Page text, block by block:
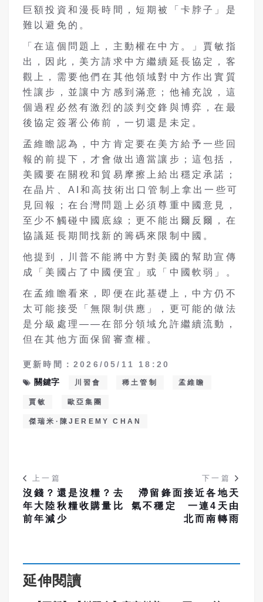
巨額投資和漫長時間，短期被「卡脖子」是
難以避免的。
「在這個問題上，主動權在中方。」賈敏指
出，因此，美方請求中方繼續延長協定，客
觀上，需要他們在其他領域對中方作出實質
性讓步，並讓中方感到滿意；他補充說，這
個過程必然有激烈的談判交鋒與博弈，在最
後協定簽署公佈前，一切還是未定。
孟維瞻認為，中方肯定要在美方給予一些回
報的前提下，才會做出適當讓步；這包括，
美國要在關稅和貿易摩擦上給出穩定承諾；
在晶片、 AI和高技術出口管制上拿出一些可
見回報；在台灣問題上必須尊重中國意見，
至少不觸碰中國底線；更不能出爾反爾，在
協議延長期間找新的籌碼來限制中國。
他提到，川普不能將中方對美國的幫助宣傳
成「美國占了中國便宜」或「中國軟弱」。
在孟維瞻看來，即便在此基礎上，中方仍不
太可能接受「無限制供應」，更可能的做法
是分級處理——在部分領域允許繼續流動，
但在其他方面保留審查權。
更新時間：2026/05/11 18:20
關鍵字
川習會 稀土管制 孟維瞻
賈敏 歐亞集團
傑瑞米·陳JEREMY CHAN
上一篇
沒錢？還是沒糧？去
年大陸秋糧收購量比
前年減少
下一篇
滯留鋒面接近各地天
氣不穩定 一連4天由
北而南轉雨
延伸閱讀